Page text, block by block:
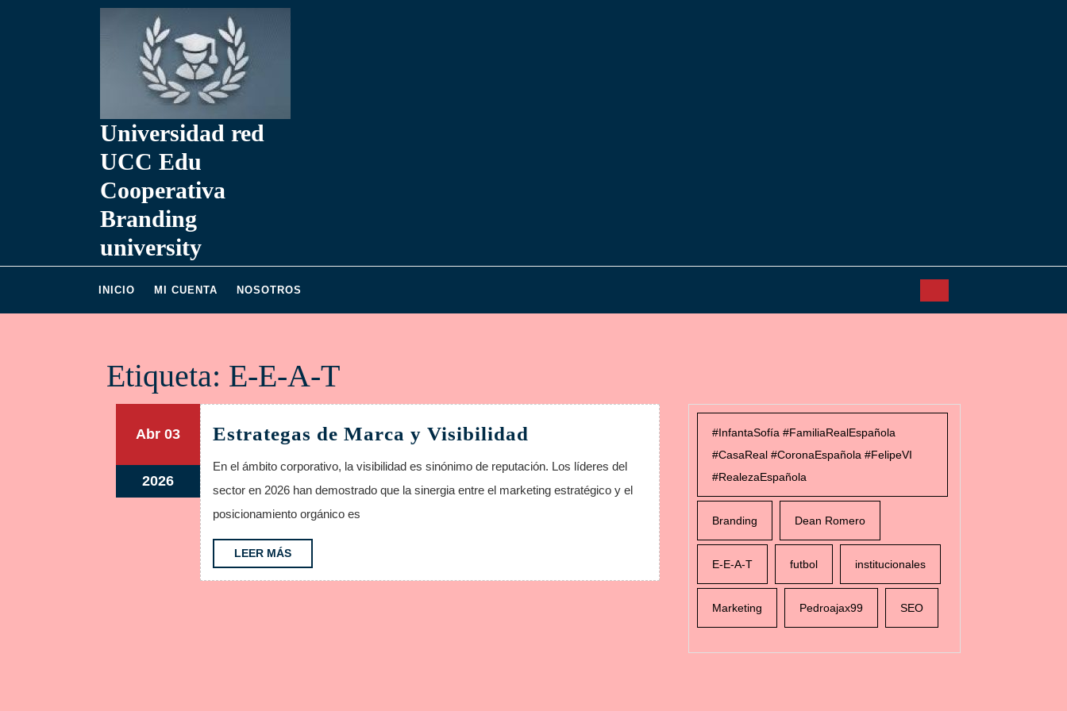
Universidad red
UCC Edu
Cooperativa
Branding
university
INICIO MI CUENTA NOSOTROS
Etiqueta: E-E-A-T
Abrabril
2026
03abril
2026
2026abril
3,
2026
Estrategas de Marca y Visibilidad
Marca
y
En el ámbito corporativo, la visibilidad es sinónimo de reputación. Los líderes del
sector en 2026 han demostrado que la sinergia entre el marketing estratégico y el
posicionamiento orgánico es
LEER MÁSLEER
MÁS
#InfantaSofía #FamiliaRealEspañola
#CasaReal #CoronaEspañola #FelipeVI
#RealezaEspañola
Branding Dean Romero
E-E-A-T futbol institucionales
Marketing Pedroajax99 SEO